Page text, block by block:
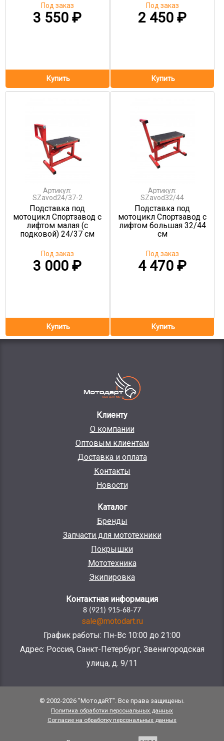
3 550₽
Под заказ
2 450₽
Под заказ
Артикул:
SZavod24/37-2
Подставка под
мотоцикл Спортзавод с
лифтом малая (с
подковой) 24/37 см
3 000₽
Под заказ
Артикул:
SZavod32/44
Подставка под
мотоцикл Спортзавод с
лифтом большая 32/44
см
4 470₽
Под заказ
Клиенту
О компании
Оптовым клиентам
Доставка и оплата
Контакты
Новости
Каталог
Бренды
Запчасти для мототехники
Покрышки
Мототехника
Экипировка
Контактная информация
8 (921) 915-68-77
sale@motodart.ru
График работы: Пн-Вс 10:00 до 21:00
Адрес: Россия, Санкт-Петербург, Звенигородская
улица, д. 9/11
© 2002-2026 "МотодаRT". Все права защищены.
Политика обработки персональных данных
Согласие на обработку персональных данных